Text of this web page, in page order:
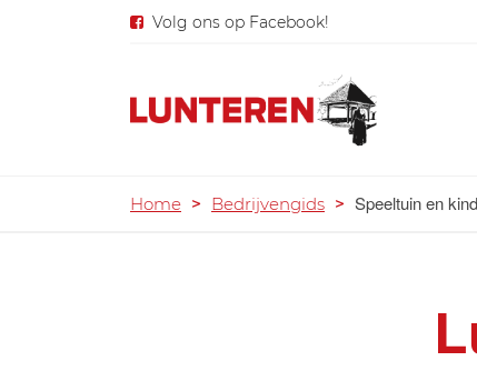
Volg ons op Facebook!
Home > Bedrijvengids > Speeltuin en